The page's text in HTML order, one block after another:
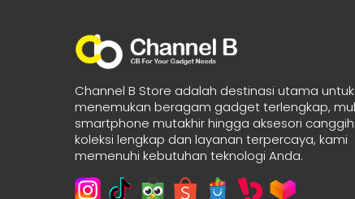
Channel B Store adalah destinasi utama untuk
menemukan beragam gadget terlengkap,
smartphone mutakhir hingga aksesori
koleksi lengkap dan layanan terpercaya, kami
memenuhi kebutuhan teknologi Anda.